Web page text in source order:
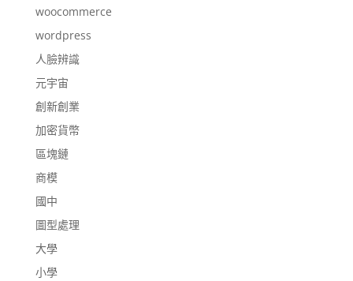
woocommerce
wordpress
人臉辨識
元宇宙
創新創業
加密貨幣
區塊鏈
商模
國中
圖型處理
大學
小學